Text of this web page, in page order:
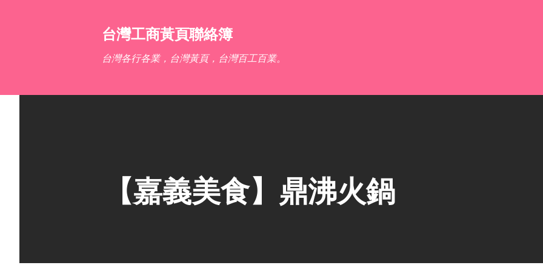
台灣工商黃頁聯絡簿
台灣各行各業，台灣黃頁，台灣百工百業。
【嘉義美食】鼎沸火鍋